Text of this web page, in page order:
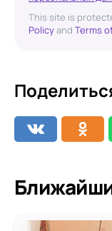
This site is
Policyand Terms